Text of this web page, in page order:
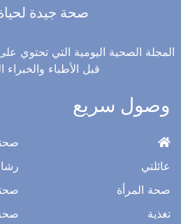
صحة جيدة
المجلة الصحية اليومية التي تحتوي
قبل الأطباء
وصول سريع
عائلتي
صحة المرأة
تغذية